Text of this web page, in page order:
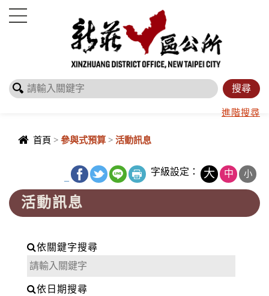
進入內容區塊
進階搜尋
首頁 > 參與式預算> 活動訊息
字級設定： 大 中 小
活動訊息
依關鍵字搜尋
依日期搜尋